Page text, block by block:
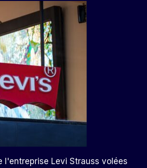
l'entreprise Levi Strauss volées